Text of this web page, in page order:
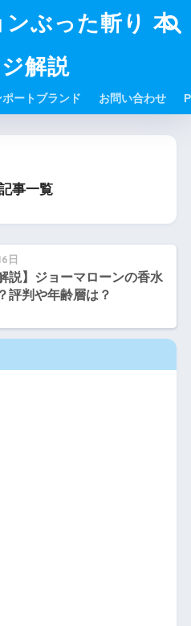
ンぶった斬り 本
解説
ポートブランド お問い合わせ
事一覧
日
説】ジョーマローンの香水
評判や年齢層は？